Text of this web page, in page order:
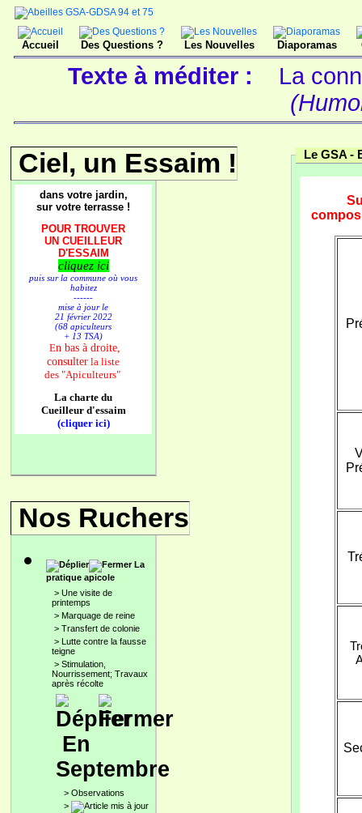
Accueil Des Questions ? Les Nouvelles Diaporamas
Texte à méditer :
La
Ciel, un Essaim !
dans votre jardin,
sur votre terrasse !
POUR TROUVER
UN CUEILLEUR
D'ESSAIM
cliquez ici
puis sur la commune où vous
habitez
------
mise à jour le
21 février 2022
(68 apiculteurs
+ 13 TSA)
En bas à droite,
consulter la liste
des "Apiculteurs"
La charte du
Cueilleur d'essaim
(cliquer ici)
Nos Ruchers
La
pratique apicole
> Une visite de
printemps
> Marquage de reine
> Transfert de colonie
> Lutte contre la fausse
teigne
> Stimulation,
Nourrissement; Travaux
après récolte
En
Septembre
> Observations
>
Le GSA -